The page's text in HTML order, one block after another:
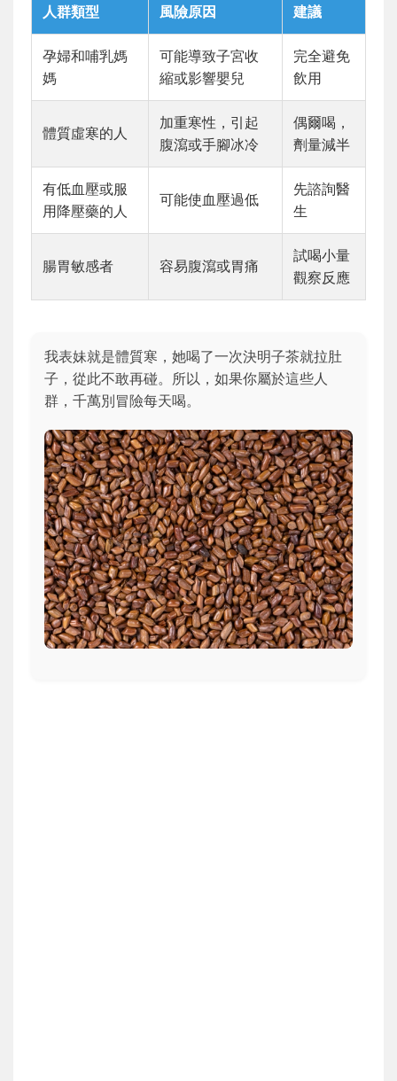
人群類型 風險原因 建議
孕婦和哺乳媽
媽
可能導致子宮收
縮或影響嬰兒
完全避免
飲用
體質虛寒的人
加重寒性，引起
腹瀉或手腳冰冷
偶爾喝，
劑量減半
有低血壓或服
用降壓藥的人
可能使血壓過低
先諮詢醫
生
腸胃敏感者 容易腹瀉或胃痛
試喝小量
觀察反應
我表妹就是體質寒，她喝了一次決明子茶就拉肚
子，從此不敢再碰。所以，如果你屬於這些人
群，千萬別冒險每天喝。